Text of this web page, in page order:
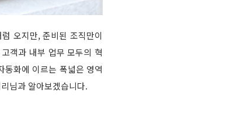
오지만, 준비된 조직만이
객과 내부 업무 모두의 혁
동화에 이르는 폭넓은 영역
님과 알아보겠습니다.